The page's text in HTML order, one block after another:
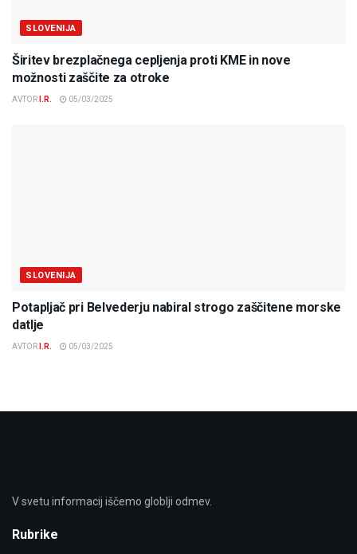
SLOVENIJA
Širitev brezplačnega cepljenja proti KME in nove
možnosti zaščite za otroke
AVTOR I.R. 05/03/2025
SLOVENIJA
Potapljač pri Belvederju nabiral strogo zaščitene morske
datlje
AVTOR I.R. 05/03/2025
V svetu informacij iščemo globlji odmev.
Rubrike